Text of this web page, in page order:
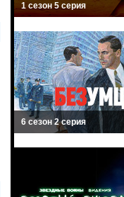
1 сезон 5 серия
6 сезон 2 серия